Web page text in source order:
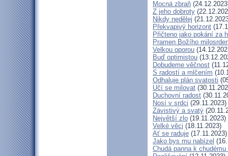
Mocná zbraň
Z jeho dobroty
Nikdy nedělej
Překvapivý horizont
Přičteno jako pokání za
Pramen Božího
Velkou oporou
Buď optimistou
Dobudeme věčnost
S radostí a mlčením
Odhaluje plán svatosti
Učí se milovat
Duchovní radost
Nosí v srdci (29.11.2023)
Závistivý a svatý
Největší zlo (19.11.2023)
Velké věci (18.11.2023)
Ať se raduje (17.11.2023)
Jako bys mu nabízel
Chudá panna k